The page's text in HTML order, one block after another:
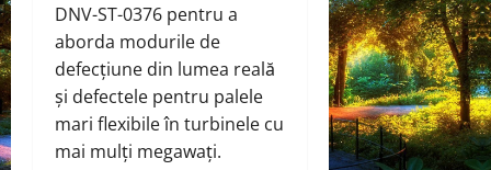
DNV-ST-0376 pentru a
aborda modurile de
defecțiune din lumea reală
și defectele pentru palele
mari flexibile în turbinele cu
mai mulți megawați.